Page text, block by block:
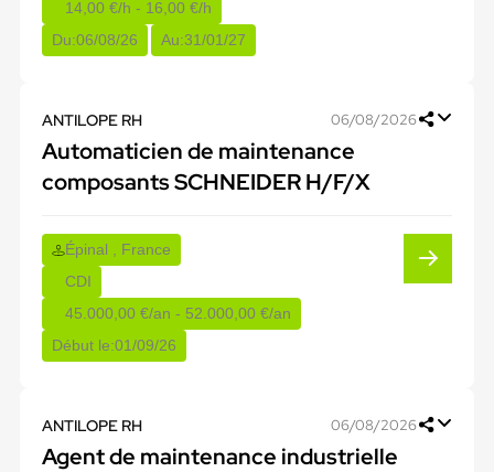
14,00 €/h - 16,00 €/h
Du:06/08/26 Au:31/01/27
ANTILOPE RH 06/08/2026
Automaticien de maintenance
composants SCHNEIDER H/F/X
Épinal , France
CDI
45.000,00 €/an - 52.000,00 €/an
Début le:01/09/26
ANTILOPE RH 06/08/2026
Agent de maintenance industrielle